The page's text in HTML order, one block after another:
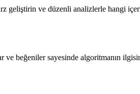
geliştirin ve düzenli analizlerle hangi
ve beğeniler sayesinde algoritmanın